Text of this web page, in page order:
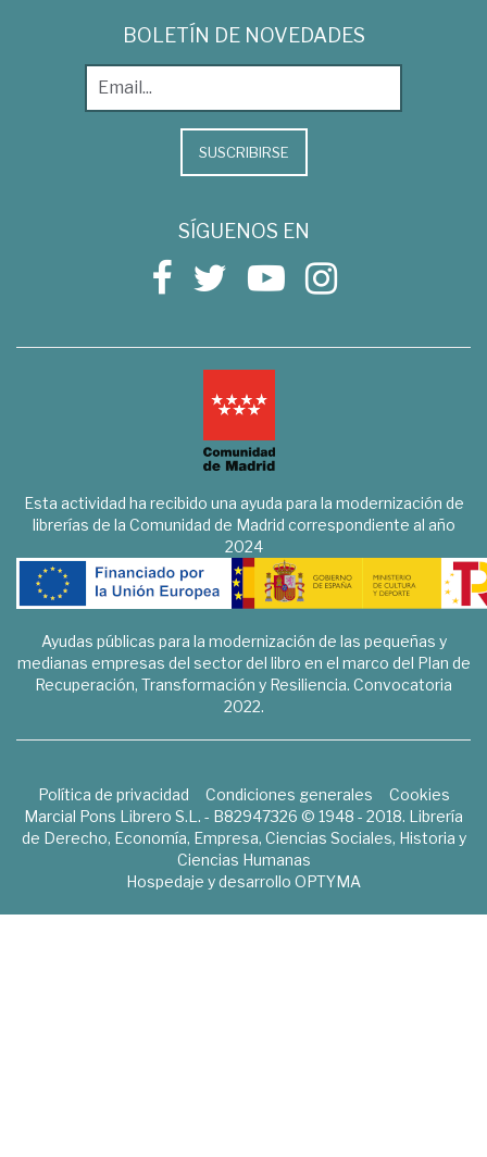
BOLETÍN DE NOVEDADES
SUSCRIBIRSE
SÍGUENOS EN
Esta actividad ha recibido una ayuda para la modernización de
librerías de la Comunidad de Madrid correspondiente al año
2024
Ayudas públicas para la modernización de las pequeñas y
medianas empresas del sector del libro en el marco del Plan de
Recuperación, Transformación y Resiliencia. Convocatoria
2022.
Política de privacidad Condiciones generales
Cookies
Marcial Pons Librero S.L. - B82947326 © 1948 - 2018. Librería
de Derecho, Economía, Empresa, Ciencias Sociales, Historia y
Ciencias Humanas
Hospedaje y desarrollo OPTYMA